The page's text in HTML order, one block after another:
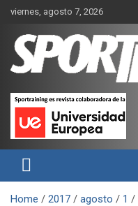
Skip
content
viernes, agosto 7, 2026
Revista
Sport Training
rendimiento, nutrición y
Home 2017 agosto
1